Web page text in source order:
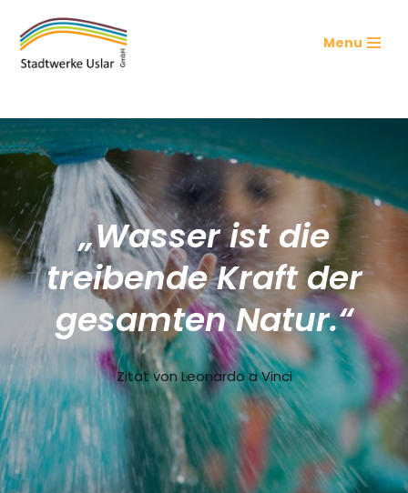
Zum
Inhalt
Menu
„Wasser ist die
treibende Kraft der
gesamten Natur.“
Zitat von Leonardo a Vinci